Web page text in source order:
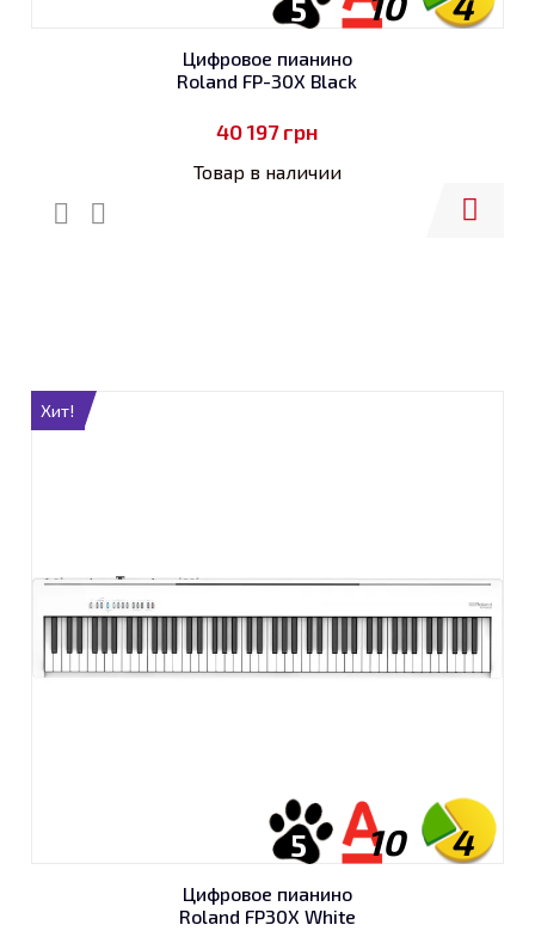
5
Цифровое пианино
Roland FP-30X Black
40 197грн
Товар в наличии
Хит!
4
10
5
Цифровое пианино
Roland FP30X White